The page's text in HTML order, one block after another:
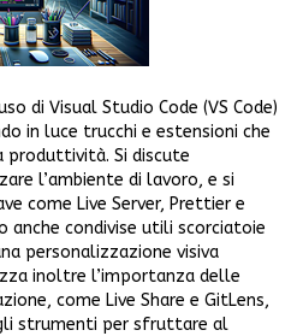
di Visual Studio Code (VS Code)
in luce trucchi e estensioni che
produttività. Si discute
l’ambiente di lavoro, e si
come Live Server, Prettier e
anche condivise utili scorciatoie
personalizzazione visiva
inoltre l’importanza delle
come Live Share e GitLens,
strumenti per sfruttare al